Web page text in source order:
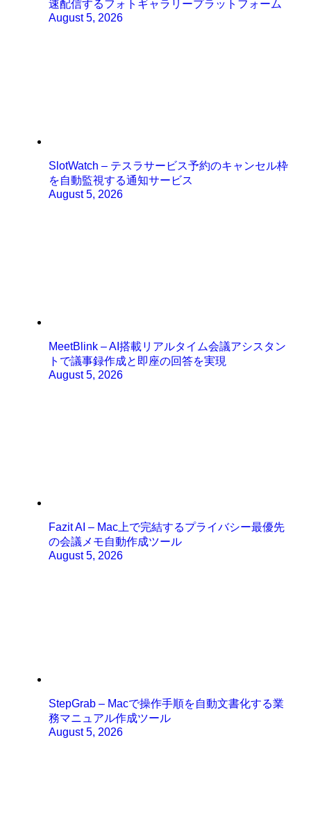
速配信するフォトギャラリープラットフォーム
August 5, 2026
SlotWatch – テスラサービス予約のキャンセル枠
を自動監視する通知サービス
August 5, 2026
MeetBlink – AI搭載リアルタイム会議アシスタン
トで議事録作成と即座の回答を実現
August 5, 2026
Fazit AI – Mac上で完結するプライバシー最優先
の会議メモ自動作成ツール
August 5, 2026
StepGrab – Macで操作手順を自動文書化する業
務マニュアル作成ツール
August 5, 2026